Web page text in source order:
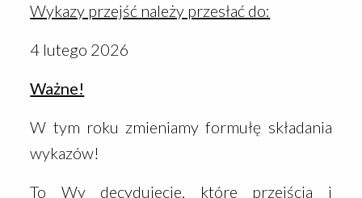
Wykazy przejść należy przesłać do:
4 lutego 2026
Ważne!
W tym roku zmieniamy formułę składania
wykazów!
To Wy decydujecie, które przejścia i